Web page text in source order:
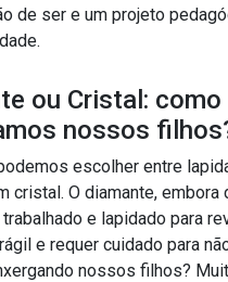
de ser e um projeto
ou Cristal: como
nossos
escolher entre
cristal. O diamante,
e lapidado para
e requer cuidado para
nossos filhos?